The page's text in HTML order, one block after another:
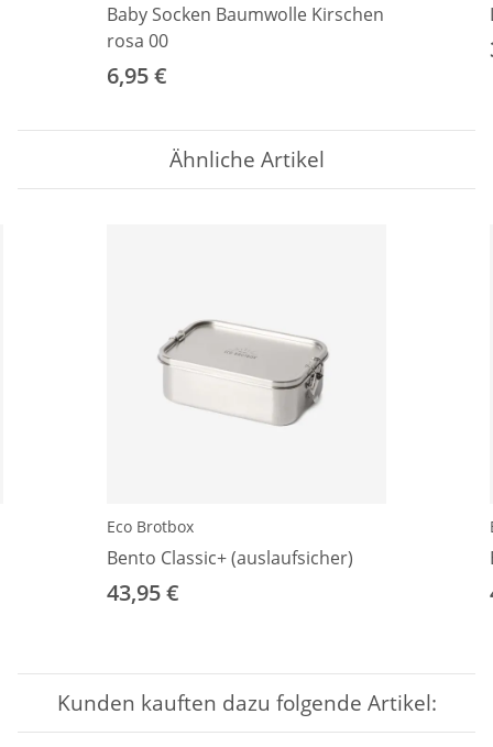
Baby Socken Baumwolle Kirschen
rosa 00
6,95 €
Ähnliche Artikel
Eco Brotbox
Bento Classic+ (auslaufsicher)
43,95 €
Kunden kauften dazu folgende Artikel: